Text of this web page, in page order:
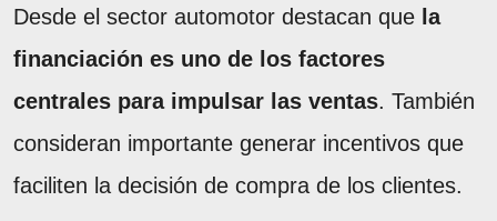
Desde el sector automotor destacan que la
financiación es uno de los factores
centrales para impulsar las ventas. También
consideran importante generar incentivos que
faciliten la decisión de compra de los clientes.